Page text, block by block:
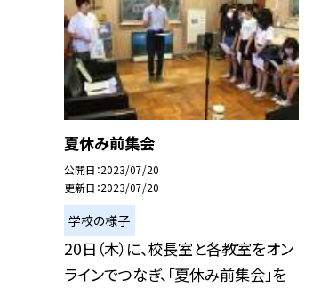
夏休み前集会
公開日 2023/07/20
更新日 2023/07/20
学校の様子
20日（木）に、校長室と各教室をオン
ラインでつなぎ、「夏休み前集会」を